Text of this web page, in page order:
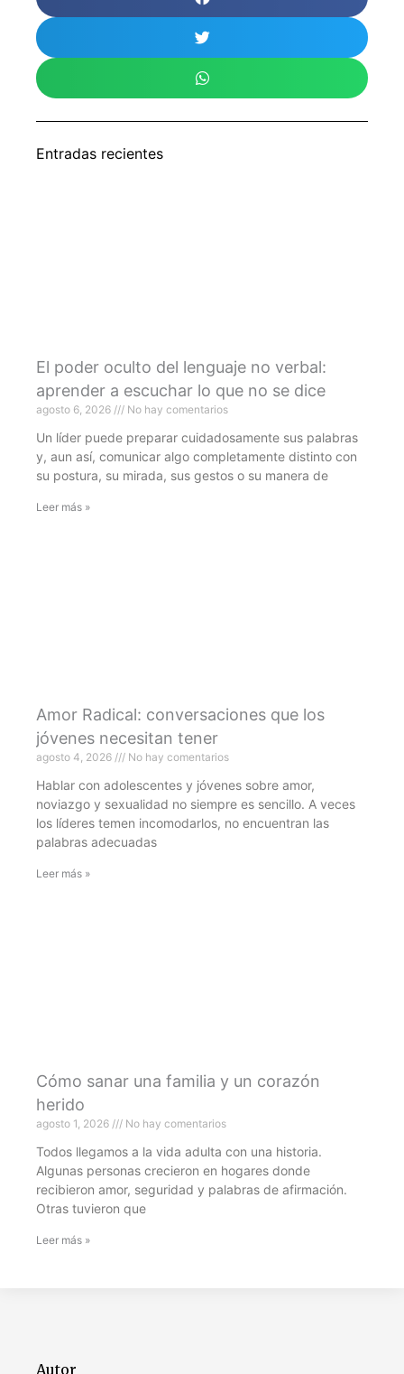
Entradas recientes
El poder oculto del lenguaje no verbal:
aprender a escuchar lo que no se dice
agosto 6, 2026 No hay comentarios
Un líder puede preparar cuidadosamente sus palabras
y, aun así, comunicar algo completamente distinto con
su postura, su mirada, sus gestos o su manera de
Leer más »
Amor Radical: conversaciones que los
jóvenes necesitan tener
agosto 4, 2026 No hay comentarios
Hablar con adolescentes y jóvenes sobre amor,
noviazgo y sexualidad no siempre es sencillo. A veces
los líderes temen incomodarlos, no encuentran las
palabras adecuadas
Leer más »
Cómo sanar una familia y un corazón
herido
agosto 1, 2026 No hay comentarios
Todos llegamos a la vida adulta con una historia.
Algunas personas crecieron en hogares donde
recibieron amor, seguridad y palabras de afirmación.
Otras tuvieron que
Leer más »
Autor